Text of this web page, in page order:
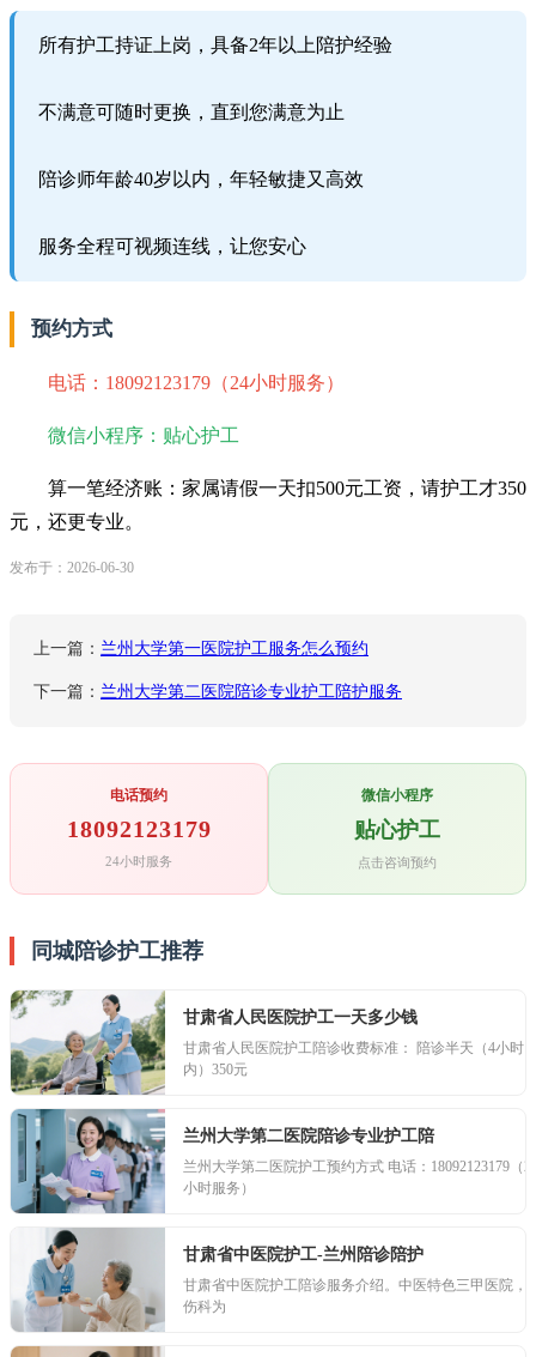
所有护工持证上岗，具备2年以上陪护经验
不满意可随时更换，直到您满意为止
陪诊师年龄40岁以内，年轻敏捷又高效
服务全程可视频连线，让您安心
预约方式
电话：18092123179（24小时服务）
微信小程序：贴心护工
算一笔经济账：家属请假一天扣500元工资，请护工才350
元，还更专业。
发布于：2026-06-30
上一篇： 兰州大学第一医院护工服务怎么预约
下一篇： 兰州大学第二医院陪诊专业护工陪护服务
电话预约
18092123179
24小时服务
微信小程序
贴心护工
点击咨询预约
同城陪诊护工推荐
甘肃省人民医院护工一天多少钱
甘肃省人民医院护工陪诊收费标准： 陪诊半天（4小时
内）350元
兰州大学第二医院陪诊专业护工陪
兰州大学第二医院护工预约方式 电话：18092123179（
小时服务）
甘肃省中医院护工-兰州陪诊陪护
甘肃省中医院护工陪诊服务介绍。中医特色三甲医院，
伤科为